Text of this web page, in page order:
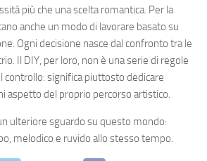
più che una scelta romantica. Per la
anche un modo di lavorare basato su
Ogni decisione nasce dal confronto tra le
Il DIY, per loro, non è una serie di regole
controllo: significa piuttosto dedicare
aspetto del proprio percorso artistico.
ulteriore sguardo su questo mondo:
melodico e ruvido allo stesso tempo.